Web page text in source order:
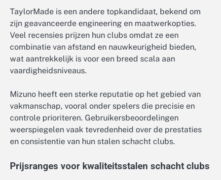
TaylorMade is een andere topkandidaat, bekend om
zijn geavanceerde engineering en maatwerkopties.
Veel recensies prijzen hun clubs omdat ze een
combinatie van afstand en nauwkeurigheid bieden,
wat aantrekkelijk is voor een breed scala aan
vaardigheidsniveaus.
Mizuno heeft een sterke reputatie op het gebied van
vakmanschap, vooral onder spelers die precisie en
controle prioriteren. Gebruikersbeoordelingen
weerspiegelen vaak tevredenheid over de prestaties
en consistentie van hun stalen schacht clubs.
Prijsranges voor kwaliteitsstalen schacht clubs